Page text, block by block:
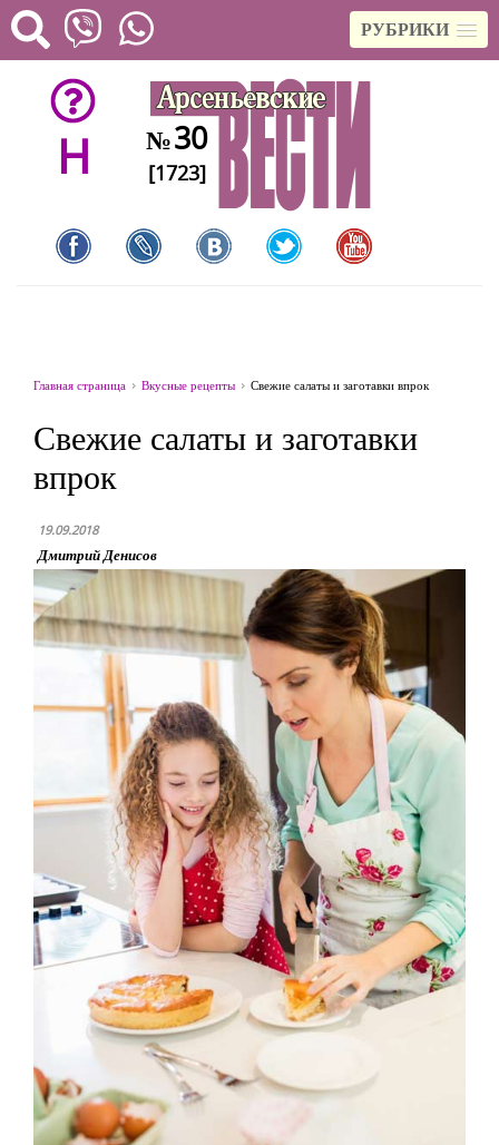
РУБРИКИ
H №30
[1723]
Главная страница Вкусные рецепты Свежие салаты и заготавки впрок
Свежие салаты и заготавки
впрок
19.09.2018
Дмитрий Денисов